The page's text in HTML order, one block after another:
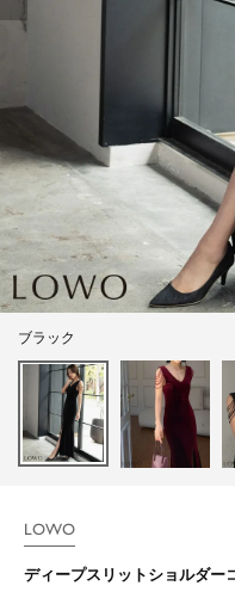
ブラック
LOWO
ディープスリットショルダー